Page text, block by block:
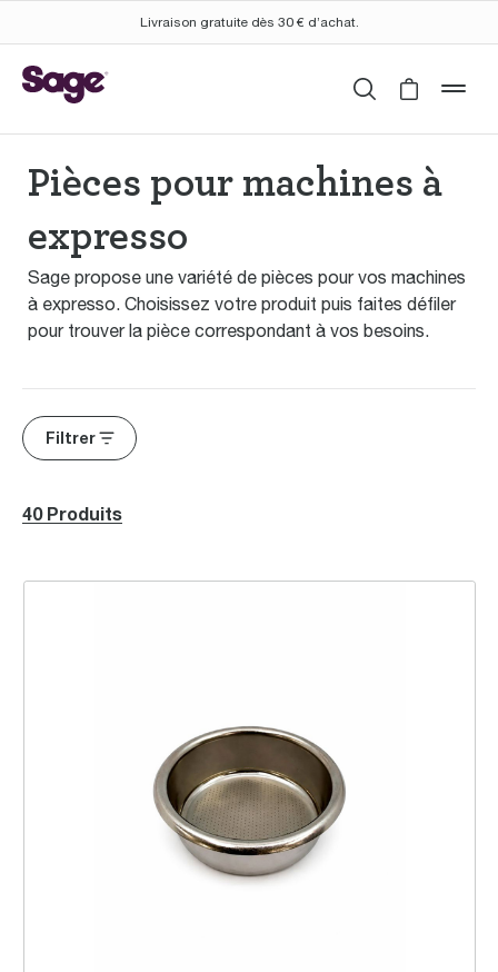
Livraison gratuite dès 30 € d’achat.
Rechercher
Cart is
Pièces pour machines à
expresso
Sage propose une variété de pièces pour vos machines
à expresso. Choisissez votre produit puis faites défiler
pour trouver la pièce correspondant à vos besoins.
Filtrer
40 Produits
Panier-filtre 58 mm à paroi simple sablé, 2 tasses